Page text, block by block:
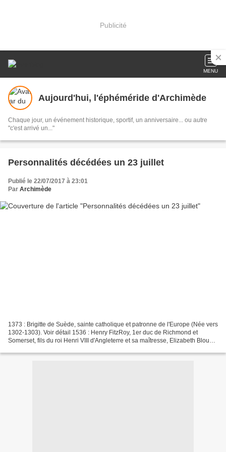
Publicité
MENU
Aujourd'hui, l'éphéméride d'Archimède
Chaque jour, un événement historique, sportif, un anniversaire... ou autre
"c'est arrivé un..."
Personnalités décédées un 23 juillet
Publié le 22/07/2017 à 23:01
Par Archimède
1373 : Brigitte de Suède, sainte catholique et patronne de l'Europe (Née vers
1302-1303). Voir détail 1536 : Henry FitzRoy, 1er duc de Richmond et
Somerset, fils du roi Henri VIII d'Angleterre et sa maîtresse, Elizabeth Blount